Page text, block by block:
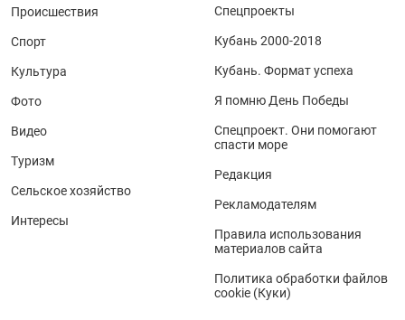
Происшествия
Спорт
Культура
Фото
Видео
Туризм
Сельское хозяйство
Интересы
Спецпроекты
Кубань 2000-2018
Кубань. Формат успеха
Я помню День Победы
Спецпроект. Они помогают
спасти море
Редакция
Рекламодателям
Правила использования
материалов сайта
Политика обработки файлов
cookie (Куки)